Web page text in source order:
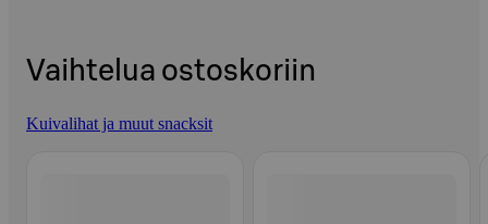
Vaihtelua ostoskoriin
Kuivalihat ja muut snacksit